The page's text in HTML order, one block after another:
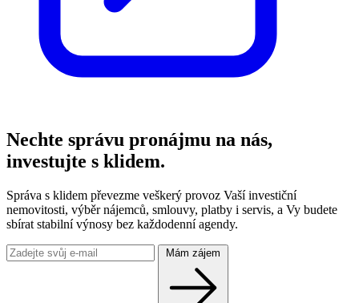
Nechte správu pronájmu na nás,
investujte s klidem.
Správa s klidem převezme veškerý provoz Vaší investiční
nemovitosti, výběr nájemců, smlouvy, platby i servis, a Vy budete
sbírat stabilní výnosy bez každodenní agendy.
Mám zájem